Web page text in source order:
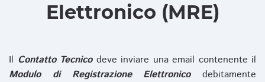
Elettronico (MRE)
Il Contatto Tecnicodeve inviare una email contenente il
Modulo di Registrazione Elettronicodebitamente